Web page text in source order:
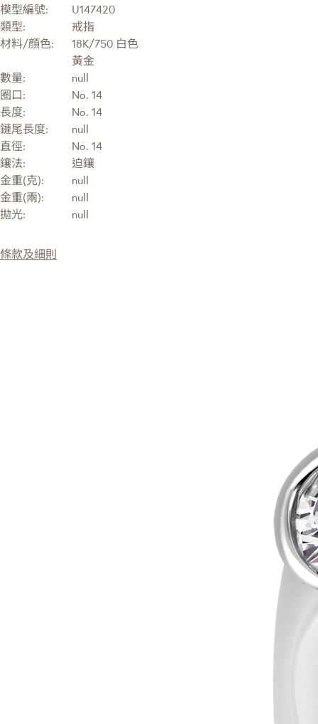
模型編號:
U147420
類型:
戒指
材料/顔色:
18K/750 白色
黃金
數量:
null
圈口:
No. 14
長度:
No. 14
鏈尾長度:
null
直徑:
No. 14
鑲法:
迫鑲
金重(克):
null
金重(兩):
null
拋光:
null
條款及細則